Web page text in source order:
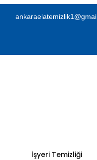
İşyeri Temizliği